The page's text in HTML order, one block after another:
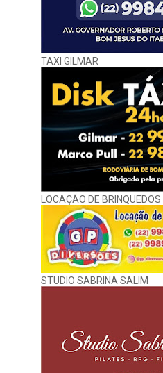
TAXI GILMAR
LOCAÇÃO DE BRINQUEDOS
STUDIO SABRINA SALIM